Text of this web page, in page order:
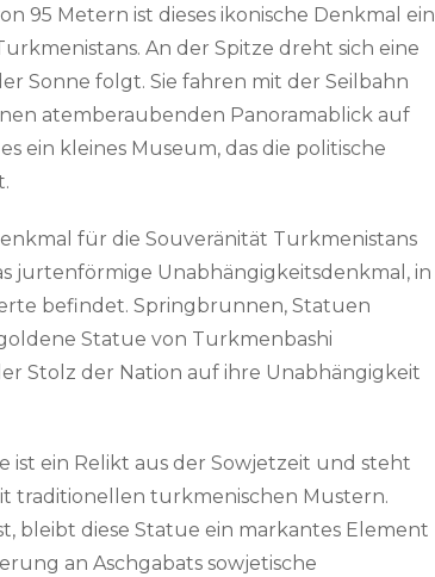
95 Metern ist dieses ikonische Denkmal ein
An der Spitze dreht sich eine
Sonne folgt. Sie fahren mit der Seilbahn
atemberaubenden Panoramablick auf
ein kleines Museum, das die politische
für die Souveränität Turkmenistans
jurtenförmige Unabhängigkeitsdenkmal, in
befindet. Springbrunnen, Statuen
Statue von Turkmenbashi
Stolz der Nation auf ihre Unabhängigkeit
ist ein Relikt aus der Sowjetzeit und steht
traditionellen turkmenischen Mustern.
bleibt diese Statue ein markantes Element
an Aschgabats sowjetische